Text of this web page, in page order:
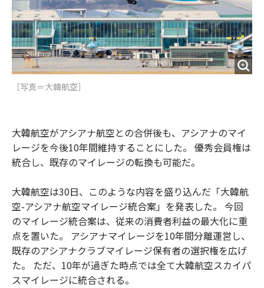
［写真＝大韓航空］
大韓航空がアシアナ航空との合併後も、アシアナのマイ
レージを今後10年間維持することにした。 優秀会員権は
統合し、既存のマイレージの転換も可能だ。
大韓航空は30日、このような内容を盛り込んだ「大韓航
空-アシアナ航空マイレージ統合案」を発表した。 今回
のマイレージ統合案は、従来の消費者利益の最大化に重
点を置いた。 アシアナマイレージを10年間分離運営し、
既存のアシアナクラブマイレージ保有者の選択権を広げ
た。 ただ、10年が過ぎた時点では全て大韓航空スカイパ
スマイレージに統合される。